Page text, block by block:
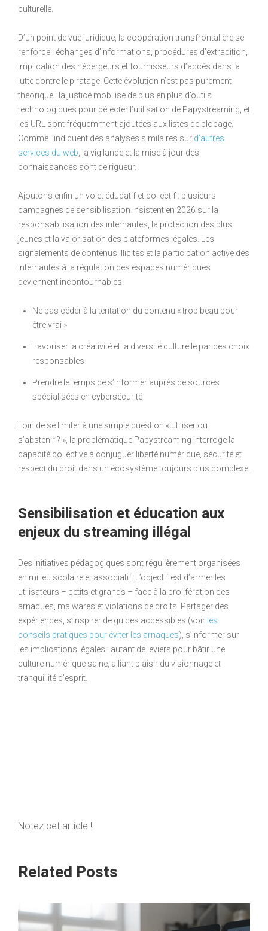
culturelle.
D’un point de vue juridique, la coopération transfrontalière se
renforce : échanges d’informations, procédures d’extradition,
implication des hébergeurs et fournisseurs d’accès dans la
lutte contre le piratage. Cette évolution n’est pas purement
théorique : la justice mobilise de plus en plus d’outils
technologiques pour détecter l’utilisation de Papystreaming, et
les URL sont fréquemment ajoutées aux listes de blocage.
Comme l’indiquent des analyses similaires sur d’autres
services du web , la vigilance et la mise à jour des
connaissances sont de rigueur.
Ajoutons enfin un volet éducatif et collectif : plusieurs
campagnes de sensibilisation insistent en 2026 sur la
responsabilisation des internautes, la protection des plus
jeunes et la valorisation des plateformes légales. Les
signalements de contenus illicites et la participation active des
internautes à la régulation des espaces numériques
deviennent incontournables.
Ne pas céder à la tentation du contenu « trop beau pour
être vrai »
Favoriser la créativité et la diversité culturelle par des choix
responsables
Prendre le temps de s’informer auprès de sources
spécialisées en cybersécurité
Loin de se limiter à une simple question « utiliser ou
s’abstenir ? », la problématique Papystreaming interroge la
capacité collective à conjuguer liberté numérique, sécurité et
respect du droit dans un écosystème toujours plus complexe.
Sensibilisation et éducation aux
enjeux du streaming illégal
Des initiatives pédagogiques sont régulièrement organisées
en milieu scolaire et associatif. L’objectif est d’armer les
utilisateurs – petits et grands – face à la prolifération des
arnaques, malwares et violations de droits. Partager des
expériences, s’inspirer de guides accessibles (voir les
conseils pratiques pour éviter les arnaques), s’informer sur
les implications légales : autant de leviers pour bâtir une
culture numérique saine, alliant plaisir du visionnage et
tranquillité d’esprit.
Notez cet article !
Related Posts